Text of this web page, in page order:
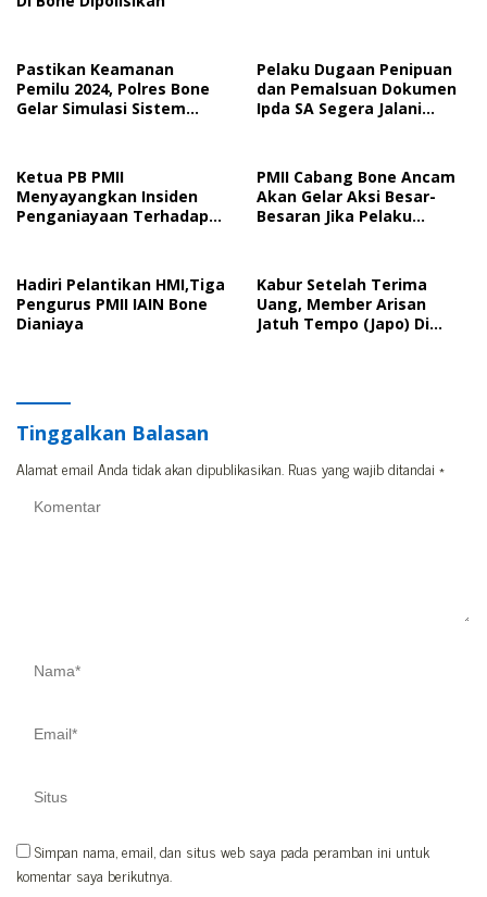
Pastikan Keamanan
Pemilu 2024, Polres Bone
Gelar Simulasi Sistem
Pelaku Dugaan Penipuan
dan Pemalsuan Dokumen
Ipda SA Segera Jalani
Hakim
Ketua PB PMII
Menyayangkan Insiden
Penganiayaan Terhadap
PMII Cabang Bone Ancam
Akan Gelar Aksi Besar-
Besaran Jika Pelaku
Hadiri Pelantikan HMI,Tiga
Pengurus PMII IAIN Bone
Dianiaya
Kabur Setelah Terima
Uang, Member Arisan
Jatuh Tempo (Japo) Di
Tinggalkan Balasan
Alamat email Anda tidak akan dipublikasikan. Ruas yang wajib ditandai *
Simpan nama, email, dan situs web saya pada peramban ini untuk
komentar saya berikutnya.